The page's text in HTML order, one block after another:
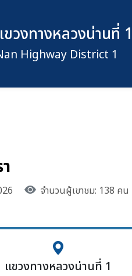
ขวงทางหลวงน่านที่ 1
Highway District 1
จำนวนผู้เขาชม: 138 คน
แขวงทางหลวงน่านที่ 1